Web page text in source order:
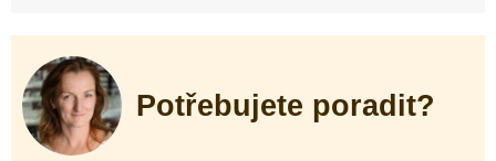
Potřebujete poradit?